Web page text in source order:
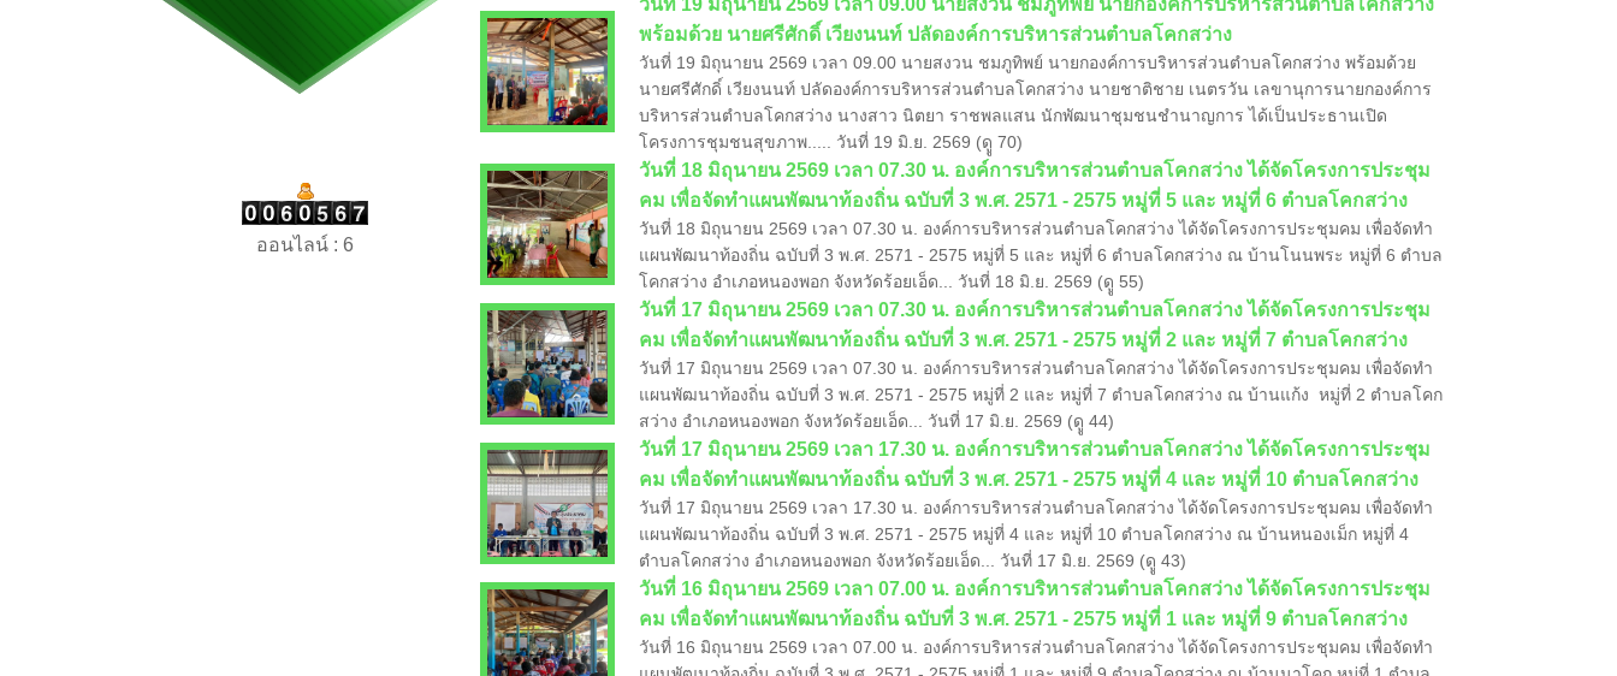
ออนไลน์ : 6
วันที่ 19 มิถุนายน 2569 เวลา 09.00 นายสงวน ชมภูทิพย์ นายกองค์การบริหารส่วนตำบลโคกสว่าง
พร้อมด้วย นายศรีศักดิ์ เวียงนนท์ ปลัดองค์การบริหารส่วนตำบลโคกสว่าง
วันที่ 19 มิถุนายน 2569 เวลา 09.00 นายสงวน ชมภูทิพย์ นายกองค์การบริหารส่วนตำบลโคกสว่าง พร้อมด้วย
นายศรีศักดิ์ เวียงนนท์ ปลัดองค์การบริหารส่วนตำบลโคกสว่าง นายชาติชาย เนตรวัน เลขานุการนายกองค์การ
บริหารส่วนตำบลโคกสว่าง นางสาว นิตยา ราชพลแสน นักพัฒนาชุมชนชำนาญการ ได้เป็นประธานเปิด
โครงการชุมชนสุขภาพ..... วันที่ 19 มิ.ย. 2569 (ดูู 70)
​วันที่ 18 มิถุนายน 2569 เวลา 07.30 น. องค์การบริหารส่วนตำบลโคกสว่าง ได้จัดโครงการประชุม
คม เพื่อจัดทำแผนพัฒนาท้องถิ่น ฉบับที่ 3 พ.ศ. 2571 - 2575 หมู่ที่ 5 และ หมู่ที่ 6 ตำบลโคกสว่าง
วันที่ 18 มิถุนายน 2569 เวลา 07.30 น. องค์การบริหารส่วนตำบลโคกสว่าง ได้จัดโครงการประชุมคม เพื่อจัดทำ
แผนพัฒนาท้องถิ่น ฉบับที่ 3 พ.ศ. 2571 - 2575 หมู่ที่ 5 และ หมู่ที่ 6 ตำบลโคกสว่าง ณ บ้านโนนพระ หมู่ที่ 6 ตำบล
โคกสว่าง อำเภอหนองพอก จังหวัดร้อยเอ็ด... วันที่ 18 มิ.ย. 2569 (ดูู 55)
​วันที่ 17 มิถุนายน 2569 เวลา 07.30 น. องค์การบริหารส่วนตำบลโคกสว่าง ได้จัดโครงการประชุม
คม เพื่อจัดทำแผนพัฒนาท้องถิ่น ฉบับที่ 3 พ.ศ. 2571 - 2575 หมู่ที่ 2 และ หมู่ที่ 7 ตำบลโคกสว่าง
วันที่ 17 มิถุนายน 2569 เวลา 07.30 น. องค์การบริหารส่วนตำบลโคกสว่าง ได้จัดโครงการประชุมคม เพื่อจัดทำ
แผนพัฒนาท้องถิ่น ฉบับที่ 3 พ.ศ. 2571 - 2575 หมู่ที่ 2 และ หมู่ที่ 7 ตำบลโคกสว่าง ณ บ้านแก้ง หมู่ที่ 2 ตำบลโคก
สว่าง อำเภอหนองพอก จังหวัดร้อยเอ็ด... วันที่ 17 มิ.ย. 2569 (ดูู 44)
วันที่ 17 มิถุนายน 2569 เวลา 17.30 น. องค์การบริหารส่วนตำบลโคกสว่าง ได้จัดโครงการประชุม
คม เพื่อจัดทำแผนพัฒนาท้องถิ่น ฉบับที่ 3 พ.ศ. 2571 - 2575 หมู่ที่ 4 และ หมู่ที่ 10 ตำบลโคกสว่าง
วันที่ 17 มิถุนายน 2569 เวลา 17.30 น. องค์การบริหารส่วนตำบลโคกสว่าง ได้จัดโครงการประชุมคม เพื่อจัดทำ
แผนพัฒนาท้องถิ่น ฉบับที่ 3 พ.ศ. 2571 - 2575 หมู่ที่ 4 และ หมู่ที่ 10 ตำบลโคกสว่าง ณ บ้านหนองเม็ก หมู่ที่ 4
ตำบลโคกสว่าง อำเภอหนองพอก จังหวัดร้อยเอ็ด... วันที่ 17 มิ.ย. 2569 (ดูู 43)
​วันที่ 16 มิถุนายน 2569 เวลา 07.00 น. องค์การบริหารส่วนตำบลโคกสว่าง ได้จัดโครงการประชุม
คม เพื่อจัดทำแผนพัฒนาท้องถิ่น ฉบับที่ 3 พ.ศ. 2571 - 2575 หมู่ที่ 1 และ หมู่ที่ 9 ตำบลโคกสว่าง
วันที่ 16 มิถุนายน 2569 เวลา 07.00 น. องค์การบริหารส่วนตำบลโคกสว่าง ได้จัดโครงการประชุมคม เพื่อจัดทำ